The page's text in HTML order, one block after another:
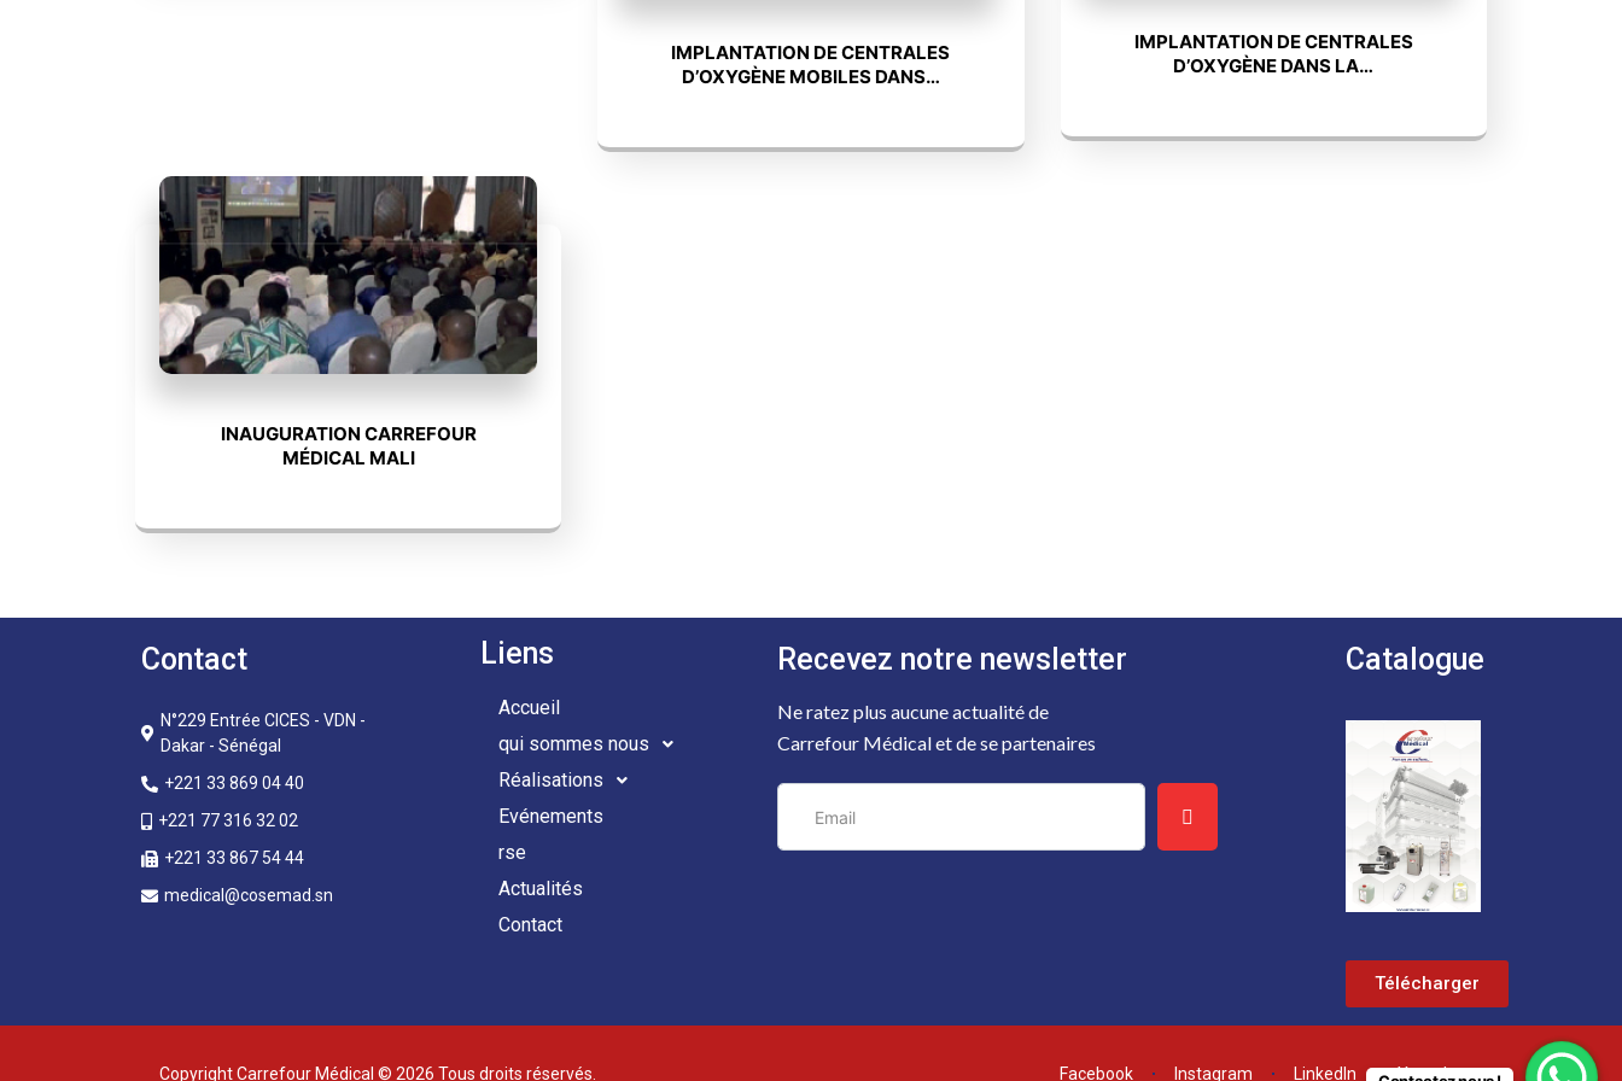
IMPLANTATION DE CENTRALES
D’OXYGÈNE MOBILES DANS…
IMPLANTATION DE CENTRALES
D’OXYGÈNE DANS LA…
INAUGURATION CARREFOUR
MÉDICAL MALI
Contact
N°229 Entrée CICES - VDN -
Dakar - Sénégal
+221 33 869 04 40
+221 77 316 32 02
+221 33 867 54 44
medical@cosemad.sn
Liens
Accueil
qui sommes nous
Réalisations
Evénements
rse
Actualités
Contact
Recevez notre newsletter
Ne ratez plus aucune actualité de
Carrefour Médical et de se partenaires
Catalogue
Télécharger
Copyright Carrefour Médical © 2026 Tous droits réservés. Facebook Instagram LinkedIn Youtube